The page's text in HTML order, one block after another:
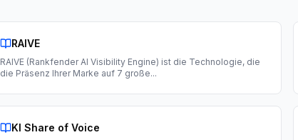
RAIVE
RAIVE (Rankfender AI Visibility Engine) ist die Technologie, die
die Präsenz Ihrer Marke auf 7 große...
KI Share of Voice